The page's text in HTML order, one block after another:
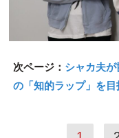
次ページ： シャカ夫
の「知的ラップ」を目